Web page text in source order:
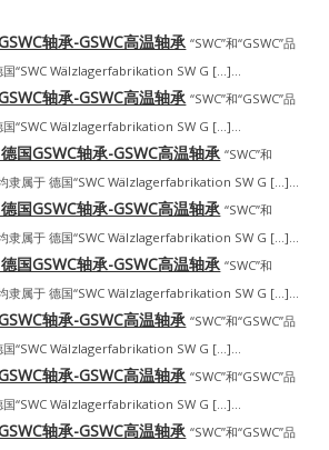
轴承-GSWC高温轴承 “SWC”和“GSWC”品
国“SWC Wälzlagerfabrikation SW G […]...
轴承-GSWC高温轴承 “SWC”和“GSWC”品
国“SWC Wälzlagerfabrikation SW G […]...
国GSWC轴承-GSWC高温轴承 “SWC”和
隶属于 德国“SWC Wälzlagerfabrikation SW G […]...
国GSWC轴承-GSWC高温轴承 “SWC”和
隶属于 德国“SWC Wälzlagerfabrikation SW G […]...
国GSWC轴承-GSWC高温轴承 “SWC”和
隶属于 德国“SWC Wälzlagerfabrikation SW G […]...
轴承-GSWC高温轴承 “SWC”和“GSWC”品
国“SWC Wälzlagerfabrikation SW G […]...
轴承-GSWC高温轴承 “SWC”和“GSWC”品
国“SWC Wälzlagerfabrikation SW G […]...
轴承-GSWC高温轴承 “SWC”和“GSWC”品